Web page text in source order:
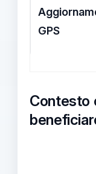
GPS
Contesto